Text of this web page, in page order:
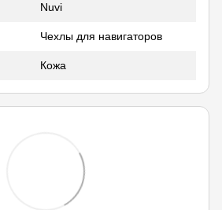
Nuvi
Чехлы для навигаторов
Кожа